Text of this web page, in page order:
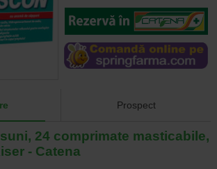
Prospect
24 comprimate masticabile,
- Catena